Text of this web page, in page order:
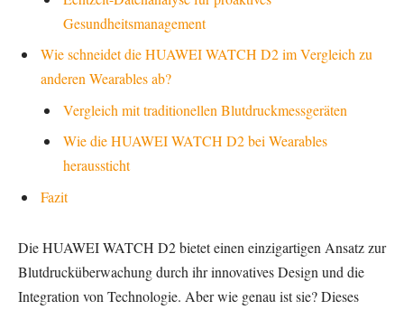
Gesundheitsmanagement
Wie schneidet die HUAWEI WATCH D2 im Vergleich zu
anderen Wearables ab?
Vergleich mit traditionellen Blutdruckmessgeräten
Wie die HUAWEI WATCH D2 bei Wearables
heraussticht
Fazit
Die HUAWEI WATCH D2 bietet einen einzigartigen Ansatz zur
Blutdrucküberwachung durch ihr innovatives Design und die
Integration von Technologie. Aber wie genau ist sie? Dieses